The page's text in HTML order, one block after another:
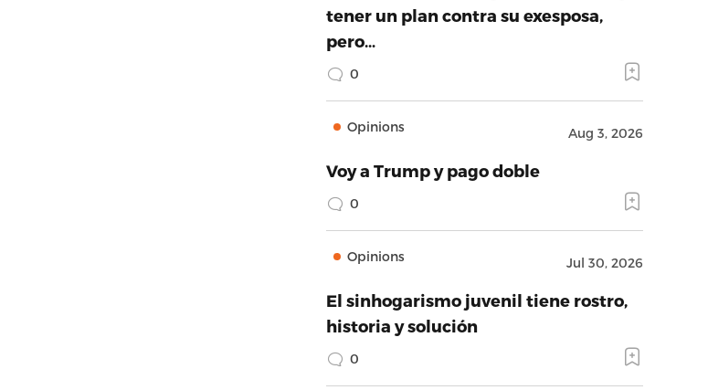
tener un plan contra su exesposa,
pero…
0
Opinions Aug 3, 2026
Voy a Trump y pago doble
0
Opinions Jul 30, 2026
El sinhogarismo juvenil tiene rostro,
historia y solución
0